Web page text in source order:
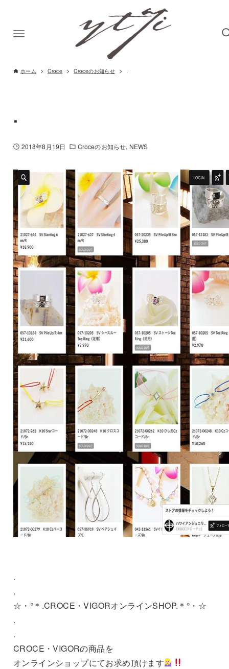
ホーム Croce Croceのお知らせ .
.
2018年8月19日 Croceのお知らせ NEWS
.
.
☆・°＊.CROCE・VIGORオンラインSHOP.＊°・☆
.
.
CROCE・VIGORの商品を
オンラインショップにてお求め頂けます